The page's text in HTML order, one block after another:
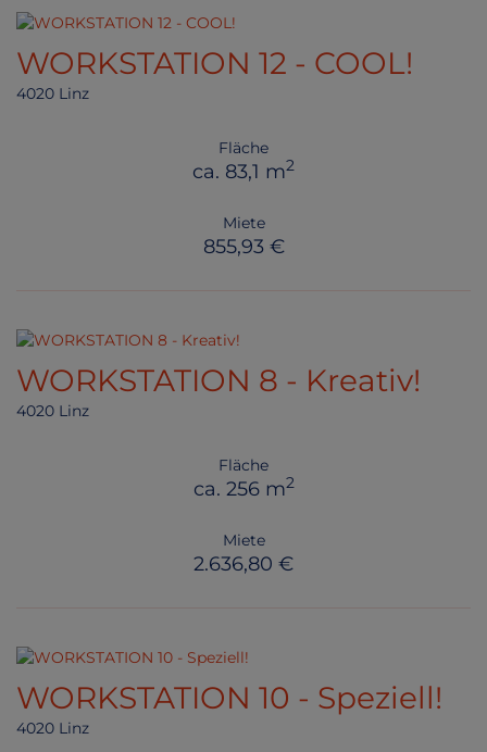
WORKSTATION 12 - COOL!
4020 Linz
Fläche
ca. 83,1 m2
Miete
855,93 €
WORKSTATION 8 - Kreativ!
4020 Linz
Fläche
ca. 256 m2
Miete
2.636,80 €
WORKSTATION 10 - Speziell!
4020 Linz